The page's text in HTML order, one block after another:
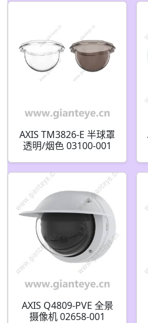
AXIS TM3826-E 半球罩
透明/烟色 03100-001
AXIS Q4809-PVE 全景
摄像机 02658-001